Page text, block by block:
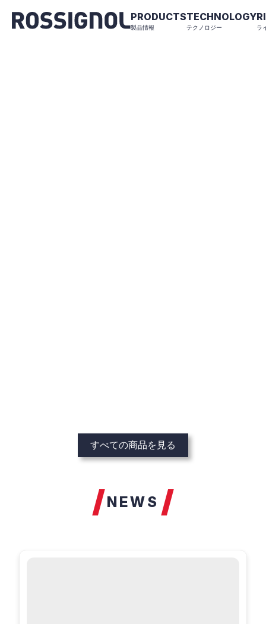
PRODUCTS
製品情報
TECHNOLOGY
テクノロジー ラ
すべての商品を見る
NEWS